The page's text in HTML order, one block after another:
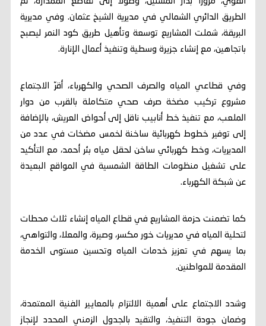
الطريق الدائري الشمالي في مديرية الشيخ عثمان. وفي مديرية
البريقة، شملت المشاريع توسعة وتأهيل طريق كود النمر ليصبح
باتجاهين، مع إنشاء جزيرة وسطية وتنفيذ أعمال الإنارة.
وفي قطاعي المياه والصرف الصحي والكهرباء، أقرّ الاجتماع
مشروع تركيب مضخة صرف صحي متكاملة بالقرب من دوار
الملعب، مع تنفيذ خط أنابيب ناقل إلى أحواض العريش، بالإضافة
إلى توفير خطوط كهربائية ساخنة لخمس مضخات في عدد من
المديريات، وخط كهربائي ساخن لحقل مياه بئر أحمد، مع التأكيد
على تشغيل منظومات الطاقة الشمسية في المواقع البعيدة
عن شبكة الكهرباء.
كما تضمنت حزمة المشاريع في قطاع المياه إنشاء ثلاث محطات
لتحلية المياه في مديريات خور مكسر، وصيرة، والمعلا، والتواهي،
بما يسهم في تعزيز خدمات المياه وتحسين مستوى الخدمة
المقدمة للمواطنين.
وشدد الاجتماع على أهمية الالتزام بالمعايير الفنية المعتمدة،
وضمان جودة التنفيذ، والتقيد بالجدول الزمني المحدد لإنجاز